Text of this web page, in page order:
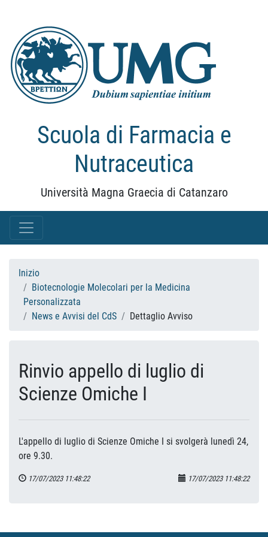
Scuola di Farmacia e
Nutraceutica
Università Magna Graecia di Catanzaro
Inizio
Biotecnologie Molecolari per la Medicina
Personalizzata
News e Avvisi del CdS
Dettaglio Avviso
Rinvio appello di luglio di
Scienze Omiche I
L'appello di luglio di Scienze Omiche I si svolgerà lunedì 24,
ore 9.30.
17/07/2023 11:48:22 17/07/2023 11:48:22